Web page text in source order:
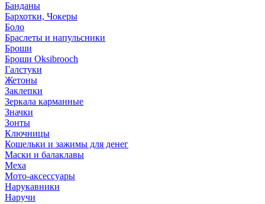
Банданы
Бархотки, Чокеры
Боло
Браслеты и напульсники
Броши
Броши Oksibrooch
Галстуки
Жетоны
Заклепки
Зеркала карманные
Значки
Зонты
Ключницы
Кошельки и зажимы для денег
Маски и балаклавы
Меха
Мото-аксессуары
Нарукавники
Наручи